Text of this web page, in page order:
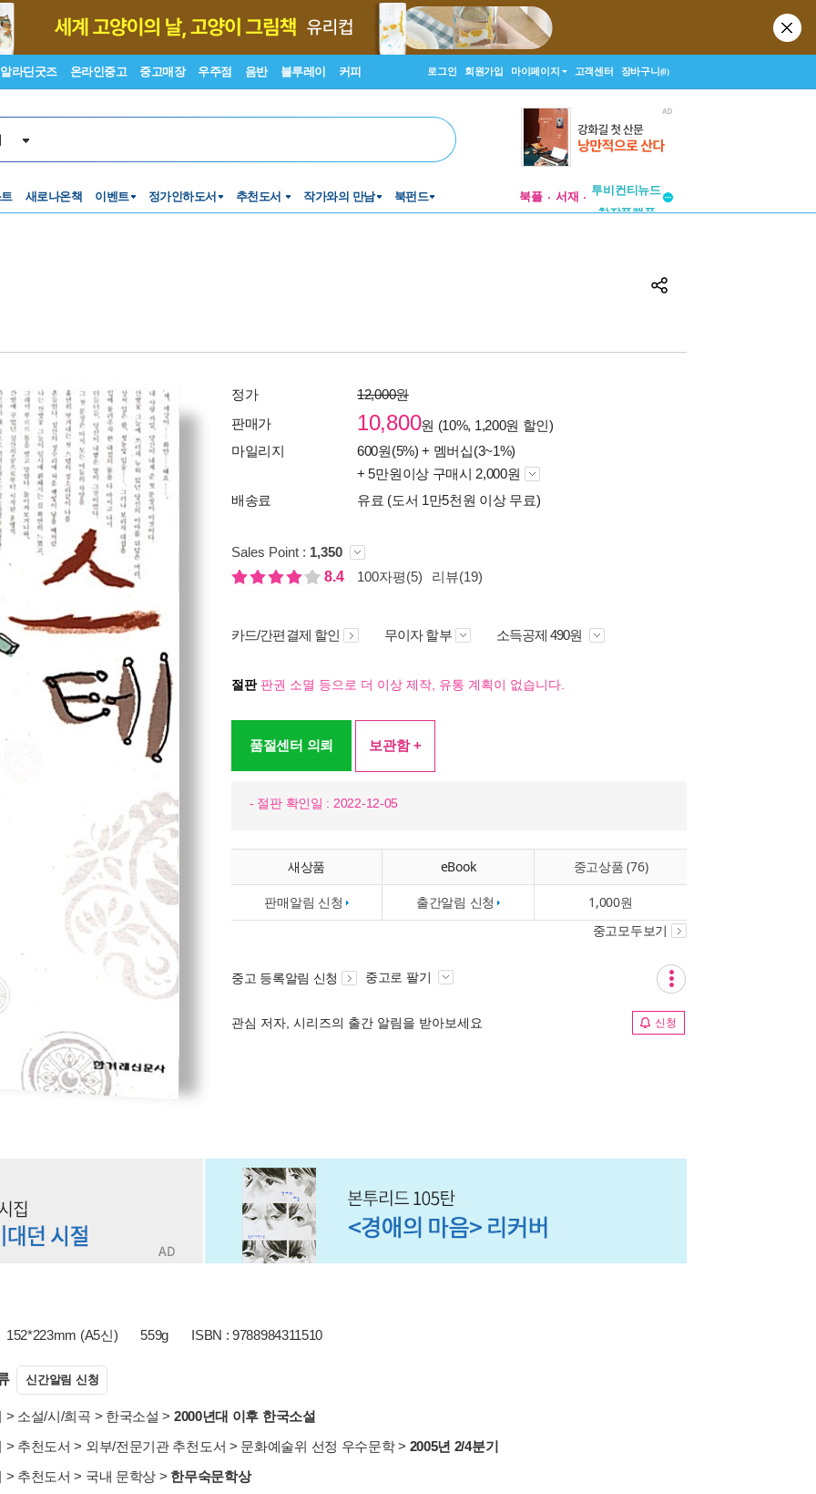
알라딘굿즈 온라인중고 중고매장 우주점 음반 블루레이 커피 로그인 회원가입 마이페이지 고객센터 장바구니(0)
새로나온책 이벤트 정가인하도서 추천도서 작가와의 만남 북펀드 북플 서재
창작플랫폼
정가
12,000원
판매가
10,800원 (10%, 1,200원 할인)
마일리지
600원(5%) + 멤버십(3~1%)
+ 5만원이상 구매시 2,000원
배송료
유료 (도서 1만5천원 이상 무료)
Sales Point : 1,350
8.4
100자평(5) 리뷰(19)
카드/간편결제 할인 무이자 할부 소득공제 490원
절판판권 소멸 등으로 더 이상 제작, 유통 계획이 없습니다.
품절센터 의뢰 보관함 +
- 절판 확인일 : 2022-12-05
새상품 eBook 중고상품 (76)
판매알림 신청 출간알림 신청 1,000원
중고모두보기
중고 등록알림 신청 중고로 팔기
관심 저자, 시리즈의 출간 알림을 받아보세요 신청
152*223mm (A5신) 559g ISBN : 9788984311510
신간알림 신청
> 소설/시/희곡 > 한국소설 > 2000년대 이후 한국소설
> 추천도서 > 외부/전문기관 추천도서 > 문화예술위 선정 우수문학> 2005년 2/4분기
> 추천도서 > 국내 문학상 > 한무숙문학상